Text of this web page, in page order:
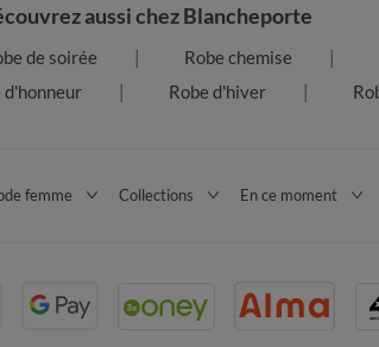
aussi chez Blancheporte
de soirée Robe chemise
d'honneur Robe d'hiver
femme Collections En ce moment